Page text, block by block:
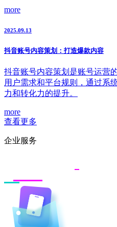
more
2025.09.13
抖音账号内容策划：打造爆款内容
抖音账号内容策划是账号运营
用户需求和平台规则，通过系
力和转化力的提升。
more
查看更多
企业服务